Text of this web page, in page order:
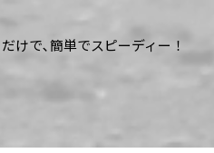
けで､簡単でスピーディー！